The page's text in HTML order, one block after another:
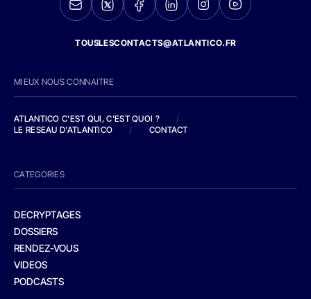
TOUSLESCONTACTS@ATLANTICO.FR
MIEUX NOUS CONNAITRE
ATLANTICO C'EST QUI, C'EST QUOI ?
/
LE RESEAU D'ATLANTICO
/ CONTACT
CATEGORIES
DECRYPTAGES
DOSSIERS
RENDEZ-VOUS
VIDEOS
PODCASTS